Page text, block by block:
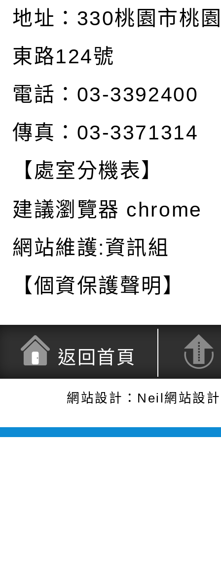
地址： 330桃園市桃
東路124號
電話：03-3392400
傳真：03-3371314
【處室分機表】
建議瀏覽器 chrome
網站維護:資訊組
【個資保護聲明】
返回首頁
網站設計：Neil網站設